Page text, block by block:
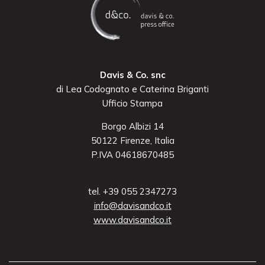
Davis & Co. snc
di Lea Codognato e Caterina Briganti
Ufficio Stampa
Borgo Albizi 14
50122 Firenze, Italia
P.IVA 04618670485
tel. +39 055 2347273
info@davisandco.it
www.davisandco.it